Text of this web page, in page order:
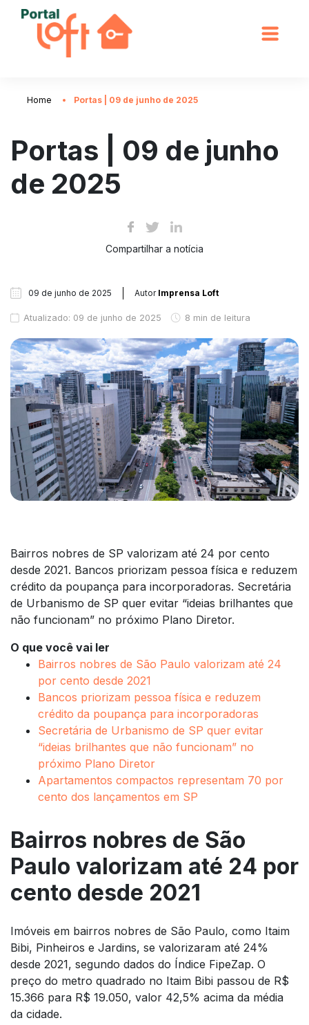
Home Portas | 09 de junho de 2025
Portas | 09 de junho
de 2025
Compartilhar a notícia
09 de junho de 2025 Autor Imprensa Loft
Atualizado: 09 de junho de 2025 8 min de leitura
Bairros nobres de SP valorizam até 24 por cento
desde 2021. Bancos priorizam pessoa física e reduzem
crédito da poupança para incorporadoras. Secretária
de Urbanismo de SP quer evitar “ideias brilhantes que
não funcionam” no próximo Plano Diretor.
O que você vai ler
Bairros nobres de São Paulo valorizam até 24
por cento desde 2021
Bancos priorizam pessoa física e reduzem
crédito da poupança para incorporadoras
Secretária de Urbanismo de SP quer evitar
“ideias brilhantes que não funcionam” no
próximo Plano Diretor
Apartamentos compactos representam 70 por
cento dos lançamentos em SP
Bairros nobres de São
Paulo valorizam até 24 por
cento desde 2021
Imóveis em bairros nobres de São Paulo, como Itaim
Bibi, Pinheiros e Jardins, se valorizaram até 24%
desde 2021, segundo dados do Índice FipeZap. O
preço do metro quadrado no Itaim Bibi passou de R$
15.366 para R$ 19.050, valor 42,5% acima da média
da cidade.